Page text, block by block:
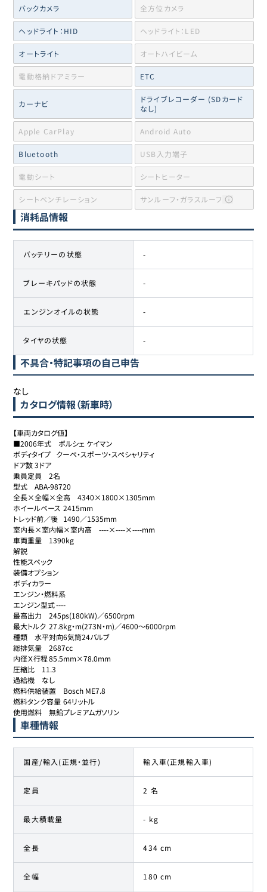
バックカメラ 全方位カメラ
ヘッドライト：HID ヘッドライト：LED
オートライト オートハイビーム
電動格納ドアミラー ETC
カーナビ
ドライブレコーダー (SDカード
なし)
Apple CarPlay Android Auto
Bluetooth USB入力端子
電動シート シートヒーター
シートベンチレーション サンルーフ・ガラスルーフ
消耗品情報
バッテリーの状態 -
ブレーキパッドの状態 -
エンジンオイルの状態 -
タイヤの状態 -
不具合・特記事項の自己申告
なし
カタログ情報（新車時）
【車両カタログ値】
■2006年式　ポルシェ ケイマン
ボディタイプ	クーペ・スポーツ・スペシャリティ
ドア数	3ドア
乗員定員	2名
型式	ABA-98720
全長×全幅×全高	4340×1800×1305mm
ホイールベース	2415mm
トレッド前／後	1490／1535mm
室内長×室内幅×室内高	----×----×----mm
車両重量	1390kg
解説
性能スペック
装備オプション
ボディカラー
エンジン・燃料系
エンジン型式	----
最高出力	245ps(180kW)／6500rpm
最大トルク	27.8kg・m(273N・m)／4600～6000rpm
種類	水平対向6気筒24バルブ
総排気量	2687cc
内径Ｘ行程	85.5mm×78.0mm
圧縮比	11.3
過給機	なし
燃料供給装置	Bosch ME7.8
燃料タンク容量	64リットル
使用燃料	無鉛プレミアムガソリン
車種情報
国産/輸入(正規・並行) 輸入車(正規輸入車)
定員 2 名
最大積載量 - kg
全長 434 cm
全幅 180 cm